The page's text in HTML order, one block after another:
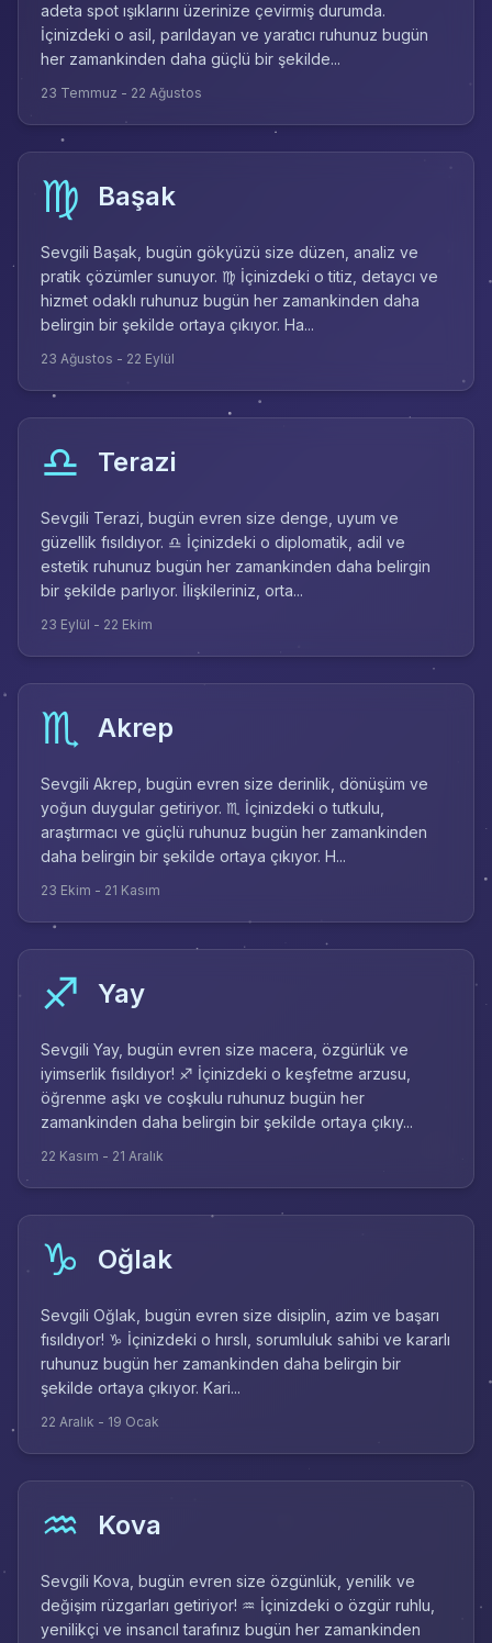
adeta spot ışıklarını üzerinize çevirmiş durumda.
İçinizdeki o asil, parıldayan ve yaratıcı ruhunuz bugün
her zamankinden daha güçlü bir şekilde...
23 Temmuz - 22 Ağustos
♍ Başak
Sevgili Başak, bugün gökyüzü size düzen, analiz ve
pratik çözümler sunuyor. ♍ İçinizdeki o titiz, detaycı ve
hizmet odaklı ruhunuz bugün her zamankinden daha
belirgin bir şekilde ortaya çıkıyor. Ha...
23 Ağustos - 22 Eylül
♎ Terazi
Sevgili Terazi, bugün evren size denge, uyum ve
güzellik fısıldıyor. ♎ İçinizdeki o diplomatik, adil ve
estetik ruhunuz bugün her zamankinden daha belirgin
bir şekilde parlıyor. İlişkileriniz, orta...
23 Eylül - 22 Ekim
♏ Akrep
Sevgili Akrep, bugün evren size derinlik, dönüşüm ve
yoğun duygular getiriyor. ♏ İçinizdeki o tutkulu,
araştırmacı ve güçlü ruhunuz bugün her zamankinden
daha belirgin bir şekilde ortaya çıkıyor. H...
23 Ekim - 21 Kasım
♐ Yay
Sevgili Yay, bugün evren size macera, özgürlük ve
iyimserlik fısıldıyor! ♐ İçinizdeki o keşfetme arzusu,
öğrenme aşkı ve coşkulu ruhunuz bugün her
zamankinden daha belirgin bir şekilde ortaya çıkıy...
22 Kasım - 21 Aralık
♑ Oğlak
Sevgili Oğlak, bugün evren size disiplin, azim ve başarı
fısıldıyor! ♑ İçinizdeki o hırslı, sorumluluk sahibi ve kararlı
ruhunuz bugün her zamankinden daha belirgin bir
şekilde ortaya çıkıyor. Kari...
22 Aralık - 19 Ocak
♒ Kova
Sevgili Kova, bugün evren size özgünlük, yenilik ve
değişim rüzgarları getiriyor! ♒ İçinizdeki o özgür ruhlu,
yenilikçi ve insancıl tarafınız bugün her zamankinden